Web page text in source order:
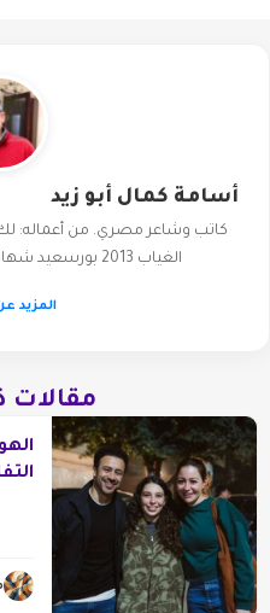
أسامة كمال أبو زيد
الغياب 2013 بورسعيد شهادات في الحرب والحب كتابة…
المزيد
مقالات